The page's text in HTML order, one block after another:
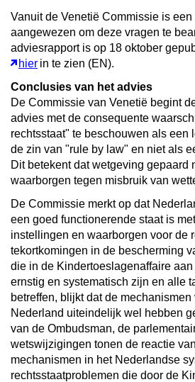
Vanuit de Venetië Commissie is
aangewezen om deze vragen te
adviesrapport is op 18 oktober
hier in te zien (EN).
Conclusies van het advies
De Commissie van Venetië begint
advies met de consequente
rechtsstaat" te beschouwen als een
de zin van "rule by law" en niet als
Dit betekent dat wetgeving gepaard
waarborgen tegen misbruik van
De Commissie merkt op dat
een goed functionerende staat is
instellingen en waarborgen voor de
tekortkomingen in de bescherming
die in de Kindertoeslagenaffaire
ernstig en systematisch zijn en alle
betreffen, blijkt dat de
Nederland uiteindelijk wel hebben
van de Ombudsman, de
wetswijzigingen tonen de reactie
mechanismen in het Nederlandse
rechtsstaatproblemen die door de